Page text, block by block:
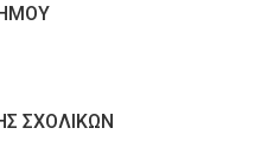
ΣΧΟΛΙΚΩΝ